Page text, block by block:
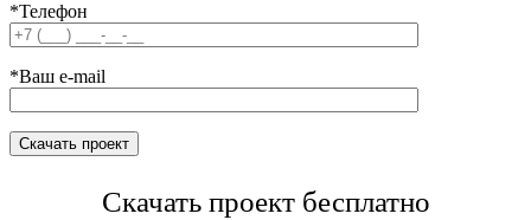
*Телефон
*Ваш e-mail
Скачать проект бесплатно